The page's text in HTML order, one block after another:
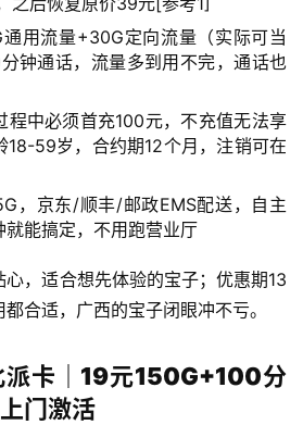
用流量+30G定向流量（实际可当
钟通话，流量多到用不完，通话也
程中必须首充100元，不充值无法享
18-59岁，合约期12个月，注销可在
，京东/顺丰/邮政EMS配送，自主
能搞定，不用跑营业厅
，适合想先体验的宝子；优惠期13
合适，广西的宝子闭眼冲不亏。
派卡｜19元150G+100分
门激活